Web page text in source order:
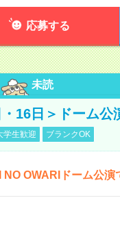
応募する
未読
16日＞ドーム公
学生歓迎 ブランクOK
OWARIドーム公演